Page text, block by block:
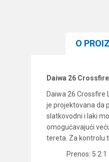
O
Daiwa 26
Daiwa 26 Crossfire
je projektovana da
slatkovodni i laki
omogućavajući
tereta. Za kontrolu
Prenos: 5.2:1